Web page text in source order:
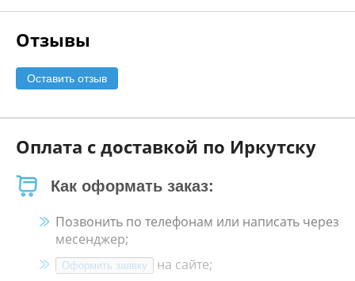
Отзывы
Оставить отзыв
Оплата с доставкой по Иркутску
Как оформать заказ:
Позвонить по телефонам или написать через
месенджер;
Оформить заявку
на сайте;